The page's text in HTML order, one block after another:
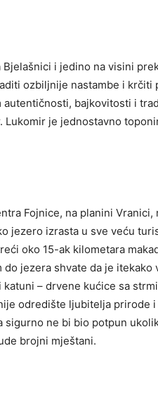
i jedino na visini
ozbiljnije nastambe i krčiti
bajkovitosti i
je jednostavno
Fojnice, na planini Vranici,
jezero izrasta u sve veću
oko 15-ak kilometara
jezera shvate da je itekako
– drvene kućice sa
odredište ljubitelja prirode
ne bi bio potpun
brojni mještani.